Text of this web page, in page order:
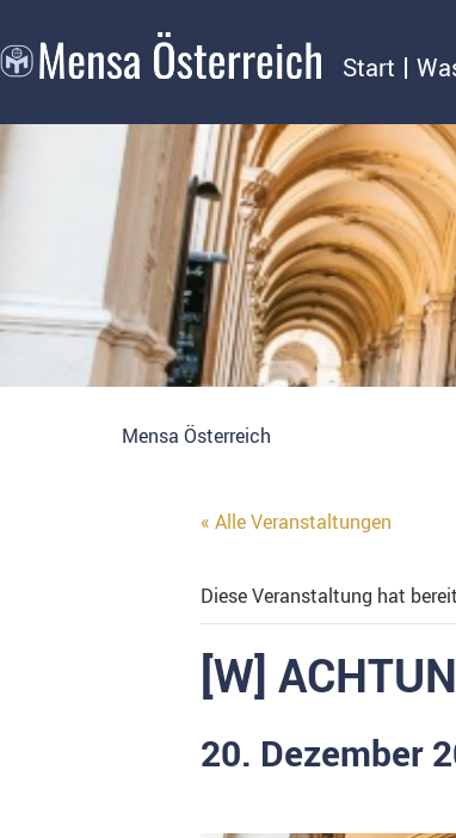
Start
Mensa Österreich
« Alle Veranstaltungen
Diese Veranstaltung hat
[W]
20. Dezember